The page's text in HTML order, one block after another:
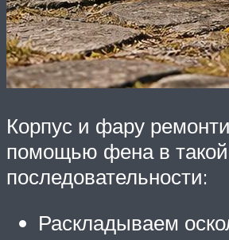
Корпус и фару
помощью фена в такой
последовательности:
Раскладываем